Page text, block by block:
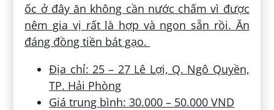
ốc ở đây ăn không cần nước chấm vì được
nêm gia vị rất là hợp và ngon sẵn rồi. Ăn
đáng đồng tiền bát gạo.
Địa chỉ: 25 – 27 Lê Lợi, Q. Ngô Quyền,
TP. Hải Phòng
Giá trung bình: 30.000 – 50.000 VND